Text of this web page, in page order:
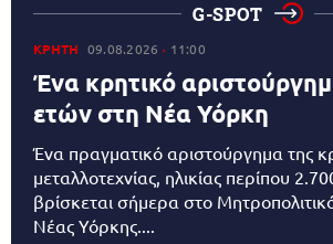
G-SPOT
ΚΡΗΤΗ 09.08.2026 11:00
Ένα κρητικό
ετών στη Νέα Υόρκη
Ένα πραγματικό αριστούργημα της
μεταλλοτεχνίας, ηλικίας περίπου
βρίσκεται σήμερα στο
Νέας Υόρκης....